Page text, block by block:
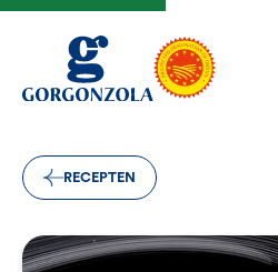
RECEPTEN